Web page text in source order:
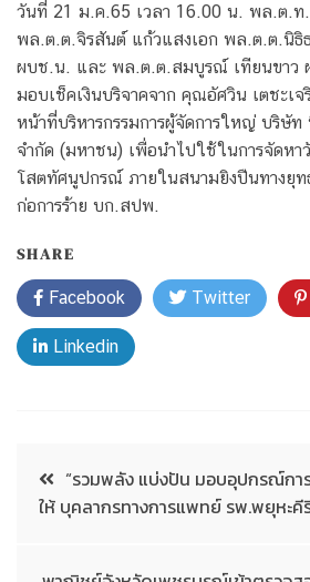
วันที่ 21 ม.ค.65 เวลา 16.00 น. พล.ต.
พล.ต.ต.จิรสันต์ แก้วแสงเอก พล.ต.ต.นิธิ
ผบช.น. และ พล.ต.ต.สมบูรณ์ เทียนขาว
มอบเช็คเงินบริจาคจาก คุณอัศวิน เตชะเจ
หน้าที่บริหารกรรมการผู้จัดการใหญ่ บริษัท
จำกัด (มหาชน) เพื่อนำไปใช้ในการจัดห
โสตทัศนูปกรณ์ ภายในสนามยิงปืนทางยุท
ก่อการร้าย บก.สปพ.
SHARE
Facebook Twitter
Linkedin
“รวมพลัง แบ่งปัน มอบอุปกรณ์กา
ให้ บุคลากรทางการแพทย์ รพ.พยุหะคี